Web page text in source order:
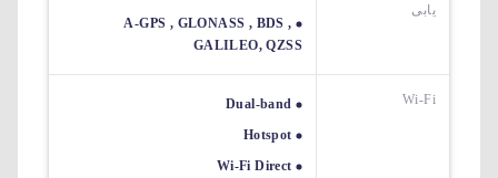
یابی
A-GPS , GLONASS , BDS ,
GALILEO, QZSS
Wi-Fi
Dual-band
Hotspot
Wi-Fi Direct